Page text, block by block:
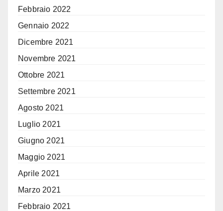
Febbraio 2022
Gennaio 2022
Dicembre 2021
Novembre 2021
Ottobre 2021
Settembre 2021
Agosto 2021
Luglio 2021
Giugno 2021
Maggio 2021
Aprile 2021
Marzo 2021
Febbraio 2021